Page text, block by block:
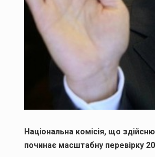
Національна комісія, що
починає масштабну перевірку